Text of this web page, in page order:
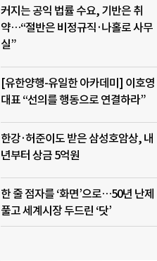
커지는 공익 법률 수요, 기반은 취
약…“절반은 비정규직·나홀로 사무
실”
[유한양행-유일한 아카데미] 이호영
대표 “선의를 행동으로 연결하라”
한강·허준이도 받은 삼성호암상, 내
년부터 상금 5억원
한 줄 점자를 ‘화면’으로…50년 난제
풀고 세계시장 두드린 ‘닷’